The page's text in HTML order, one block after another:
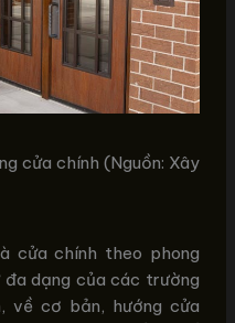
cửa chính (Nguồn: Xây
cửa chính theo phong
dạng của các trường
về cơ bản, hướng cửa